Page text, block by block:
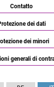
Contatto
dei dati
dei minori
generali di